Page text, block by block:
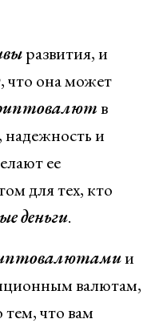
развития, и
что она может
в
надежность и
ее
для тех, кто
деньги.
и
валютам,
что вам